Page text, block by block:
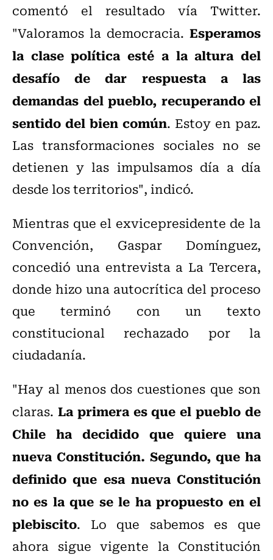
comentó el resultado vía Twitter.
"Valoramos la democracia. Esperamos
la clase política esté a la altura del
desafío de dar respuesta a las
demandas del pueblo, recuperando el
sentido del bien común. Estoy en paz.
Las transformaciones sociales no se
detienen y las impulsamos día a día
desde los territorios", indicó.
Mientras que el exvicepresidente de la
Convención, Gaspar Domínguez,
concedió una entrevista a La Tercera,
donde hizo una autocrítica del proceso
que terminó con un texto
constitucional rechazado por la
ciudadanía.
"Hay al menos dos cuestiones que son
claras. La primera es que el pueblo de
Chile ha decidido que quiere una
nueva Constitución. Segundo, que ha
definido que esa nueva Constitución
no es la que se le ha propuesto en el
plebiscito. Lo que sabemos es que
ahora sigue vigente la Constitución